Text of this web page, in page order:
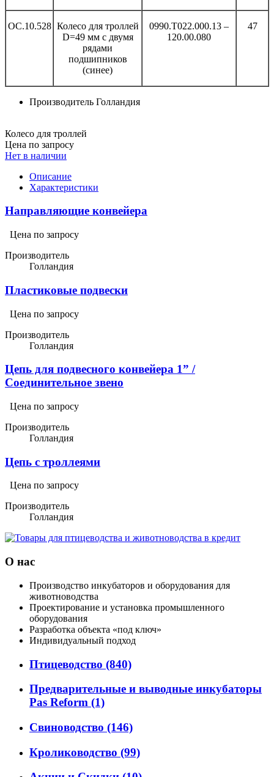
OC.10.528 Колесо для троллей
D=49 мм с двумя
рядами
подшипников
(синее)
0990.T022.000.13 –
120.00.080
47
Производитель Голландия
Колесо для троллей
Цена по запросу
Нет в наличии
Описание
Характеристики
Направляющие конвейера
Цена по запросу
Производитель
Голландия
Пластиковые подвески
Цена по запросу
Производитель
Голландия
Цепь для подвесного конвейера 1” /
Соединительное звено
Цена по запросу
Производитель
Голландия
Цепь с троллеями
Цена по запросу
Производитель
Голландия
О нас
Производство инкубаторов и оборудования для
животноводства
Проектирование и установка промышленного
оборудования
Разработка объекта «под ключ»
Индивидуальный подход
Птицеводство (840)
Предварительные и выводные инкубаторы
Pas Reform (1)
Свиноводство (146)
Кролиководство (99)